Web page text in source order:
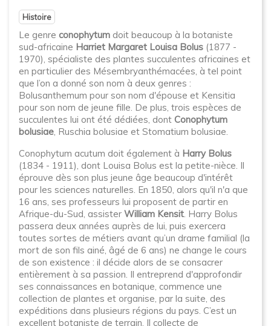
Histoire
Le genre conophytum doit beaucoup à la botaniste
sud-africaine Harriet Margaret Louisa Bolus (1877 -
1970), spécialiste des plantes succulentes africaines et
en particulier des Mésembryanthémacées, à tel point
que l’on a donné son nom à deux genres :
Bolusanthemum pour son nom d'épouse et Kensitia
pour son nom de jeune fille. De plus, trois espèces de
succulentes lui ont été dédiées, dont Conophytum
bolusiae, Ruschia bolusiae et Stomatium bolusiae.
Conophytum acutum doit également à Harry Bolus
(1834 - 1911), dont Louisa Bolus est la petite-nièce. Il
éprouve dès son plus jeune âge beaucoup d'intérêt
pour les sciences naturelles. En 1850, alors qu'il n'a que
16 ans, ses professeurs lui proposent de partir en
Afrique-du-Sud, assister William Kensit. Harry Bolus
passera deux années auprès de lui, puis exercera
toutes sortes de métiers avant qu’un drame familial (la
mort de son fils ainé, âgé de 6 ans) ne change le cours
de son existence : il décide alors de se consacrer
entièrement à sa passion. Il entreprend d'approfondir
ses connaissances en botanique, commence une
collection de plantes et organise, par la suite, des
expéditions dans plusieurs régions du pays. C’est un
excellent botaniste de terrain. Il collecte de